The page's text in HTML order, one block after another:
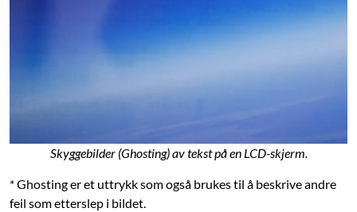
Skyggebilder (Ghosting) av tekst på en LCD-skjerm.
* Ghosting er et uttrykk som også brukes til å beskrive andre
feil som etterslep i bildet.